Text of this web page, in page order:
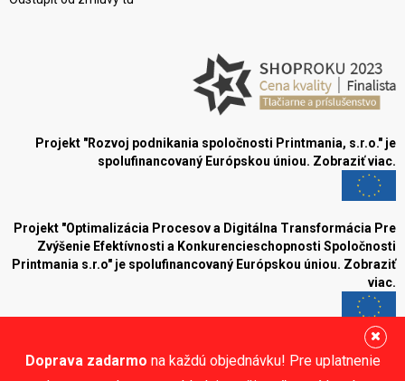
Doprava zadarmo na každú objednávku! Pre uplatnenie
Projekt "Rozvoj podnikania spoločnosti Printmania, s.r.o." je
spolufinancovaný Európskou úniou. Zobraziť viac.
Projekt "Optimalizácia Procesov a Digitálna Transformácia Pre
Zvýšenie Efektívnosti a Konkurencieschopnosti Spoločnosti
Printmania s.r.o" je spolufinancovaný Európskou úniou. Zobraziť
viac.
Blog